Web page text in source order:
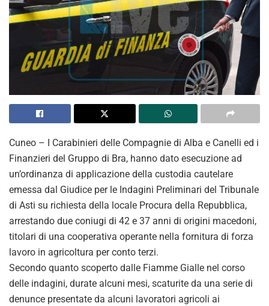
Cuneo – I Carabinieri delle Compagnie di Alba e Canelli ed i
Finanzieri del Gruppo di Bra, hanno dato esecuzione ad
un’ordinanza di applicazione della custodia cautelare
emessa dal Giudice per le Indagini Preliminari del Tribunale
di Asti su richiesta della locale Procura della Repubblica,
arrestando due coniugi di 42 e 37 anni di origini macedoni,
titolari di una cooperativa operante nella fornitura di forza
lavoro in agricoltura per conto terzi.
Secondo quanto scoperto dalle Fiamme Gialle nel corso
delle indagini, durate alcuni mesi, scaturite da una serie di
denunce presentate da alcuni lavoratori agricoli ai